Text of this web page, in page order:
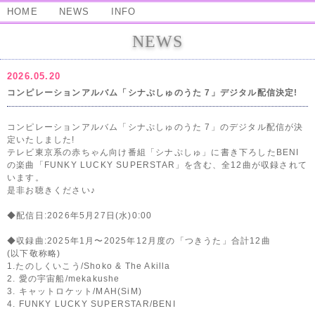
HOME NEWS INFO
NEWS
2026.05.20
コンピレーションアルバム「シナぷしゅのうた 7」デジタル配信決定!
コンピレーションアルバム「シナぷしゅのうた 7」のデジタル配信が決
定いたしました!
テレビ東京系の赤ちゃん向け番組「シナぷしゅ」に書き下ろしたBENI
の楽曲「FUNKY LUCKY SUPERSTAR」を含む、全12曲が収録されて
います。
是非お聴きください♪
◆配信日:2026年5月27日(水)0:00
◆収録曲:2025年1月〜2025年12月度の「つきうた」合計12曲
(以下敬称略)
1.たのしくいこう/Shoko & The Akilla
2. 愛の宇宙船/mekakushe
3. キャットロケット/MAH(SiM)
4. FUNKY LUCKY SUPERSTAR/BENI